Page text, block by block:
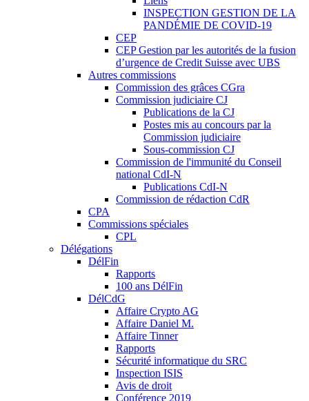
INSPECTION GESTION DE LA
PANDÉMIE DE COVID-19
CEP
CEP Gestion par les autorités de la fusion
d’urgence de Credit Suisse avec UBS
Autres commissions
Commission des grâces CGra
Commission judiciaire CJ
Publications de la CJ
Postes mis au concours par la
Commission judiciaire
Sous-commission CJ
Commission de l'immunité du Conseil
national CdI-N
Publications CdI-N
Commission de rédaction CdR
CPA
Commissions spéciales
CPL
Délégations
DélFin
Rapports
100 ans DélFin
DélCdG
Affaire Crypto AG
Affaire Daniel M.
Affaire Tinner
Rapports
Sécurité informatique du SRC
Inspection ISIS
Avis de droit
Conférence 2019